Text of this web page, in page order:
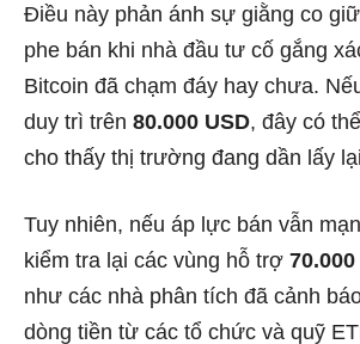
Điều này phản ánh sự giằng co
phe bán khi nhà đầu tư cố gắng
Bitcoin đã chạm đáy hay chưa.
duy trì trên 80.000 USD, đây có
cho thấy thị trường đang dần lấy
Tuy nhiên, nếu áp lực bán vẫn
kiểm tra lại các vùng hỗ trợ
như các nhà phân tích đã cảnh
dòng tiền từ các tổ chức và quỹ